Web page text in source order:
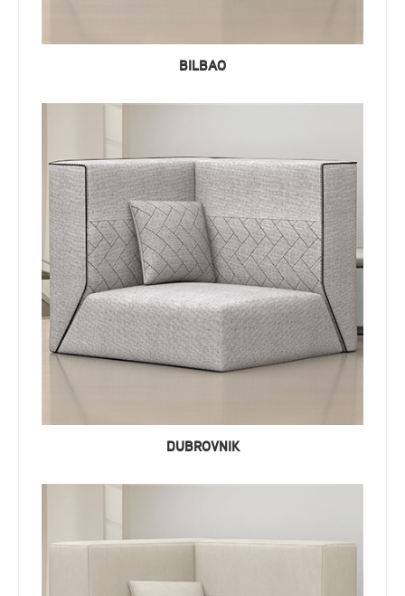
BILBAO
DUBROVNIK